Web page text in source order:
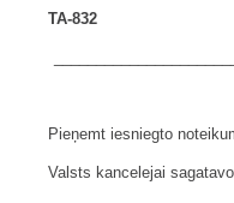
TA-832
Pieņemt iesniegto
Valsts kancelejai